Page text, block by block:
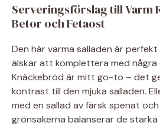
Serveringsförslag till Varm
Betor och Fetaost
Den här varma salladen är
älskar att komplettera med några
Knäckebröd är mitt go-to – det
kontrast till den mjuka salladen.
med en sallad av färsk spenat
grönsakerna balanserar de starka